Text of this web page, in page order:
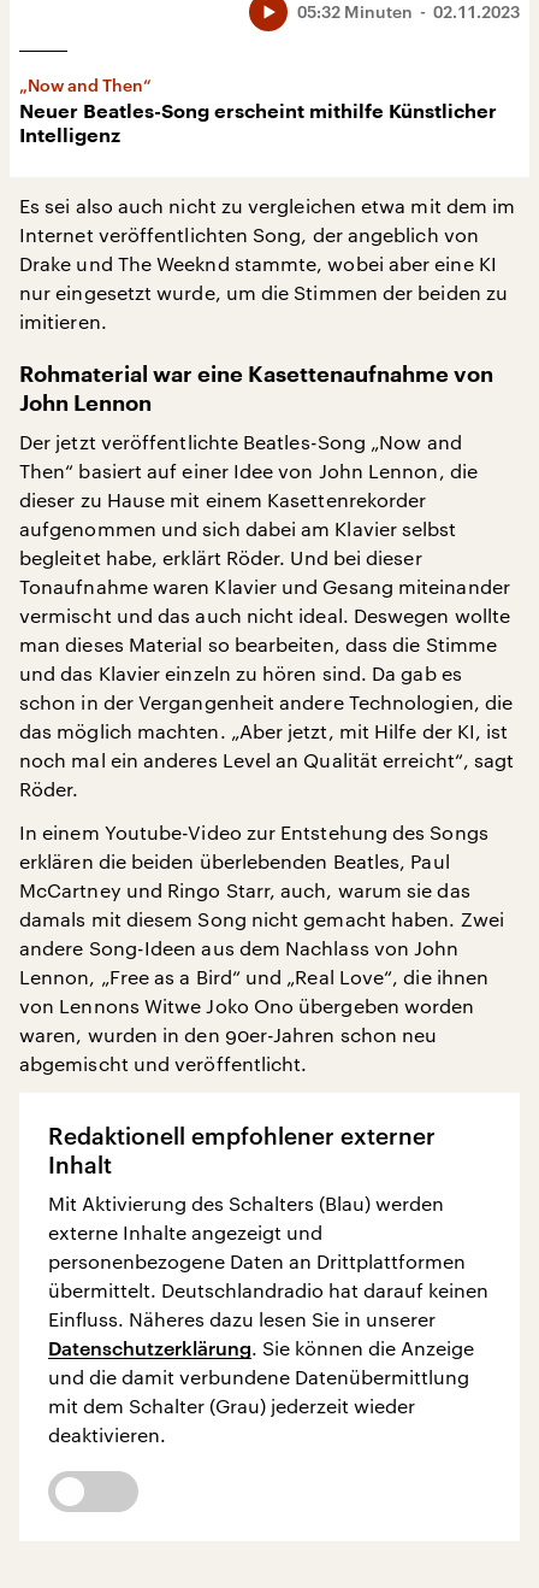
02.11.2023
05:32 Minuten
„Now and Then“
Neuer Beatles-Song erscheint mithilfe Künstlicher
Intelligenz
Es sei also auch nicht zu vergleichen etwa mit dem im
Internet veröffentlichten Song, der angeblich von
Drake und The Weeknd stammte, wobei aber eine KI
nur eingesetzt wurde, um die Stimmen der beiden zu
imitieren.
Rohmaterial war eine Kasettenaufnahme von
John Lennon
Der jetzt veröffentlichte Beatles-Song „Now and
Then“ basiert auf einer Idee von John Lennon, die
dieser zu Hause mit einem Kasettenrekorder
aufgenommen und sich dabei am Klavier selbst
begleitet habe, erklärt Röder. Und bei dieser
Tonaufnahme waren Klavier und Gesang miteinander
vermischt und das auch nicht ideal. Deswegen wollte
man dieses Material so bearbeiten, dass die Stimme
und das Klavier einzeln zu hören sind. Da gab es
schon in der Vergangenheit andere Technologien, die
das möglich machten. „Aber jetzt, mit Hilfe der KI, ist
noch mal ein anderes Level an Qualität erreicht“, sagt
Röder.
In einem Youtube-Video zur Entstehung des Songs
erklären die beiden überlebenden Beatles, Paul
McCartney und Ringo Starr, auch, warum sie das
damals mit diesem Song nicht gemacht haben. Zwei
andere Song-Ideen aus dem Nachlass von John
Lennon, „Free as a Bird“ und „Real Love“, die ihnen
von Lennons Witwe Joko Ono übergeben worden
waren, wurden in den 90er-Jahren schon neu
abgemischt und veröffentlicht.
Redaktionell empfohlener externer
Inhalt
Mit Aktivierung des Schalters (Blau) werden
externe Inhalte angezeigt und
personenbezogene Daten an Drittplattformen
übermittelt. Deutschlandradio hat darauf keinen
Einfluss. Näheres dazu lesen Sie in unserer
Datenschutzerklärung. Sie können die Anzeige
und die damit verbundene Datenübermittlung
mit dem Schalter (Grau) jederzeit wieder
deaktivieren.